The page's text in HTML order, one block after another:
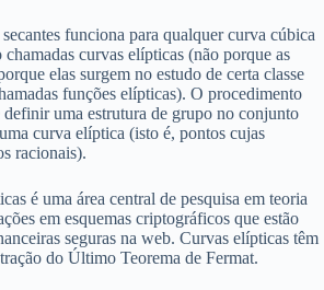
funciona para qualquer curva cúbica
curvas elípticas (não porque as
elas surgem no estudo de certa classe
funções elípticas). O procedimento
definir uma estrutura de grupo no conjunto
curva elíptica (isto é, pontos cujas
racionais).
é uma área central de pesquisa em teoria
em esquemas criptográficos que estão
seguras na web. Curvas elípticas têm
do Último Teorema de Fermat.